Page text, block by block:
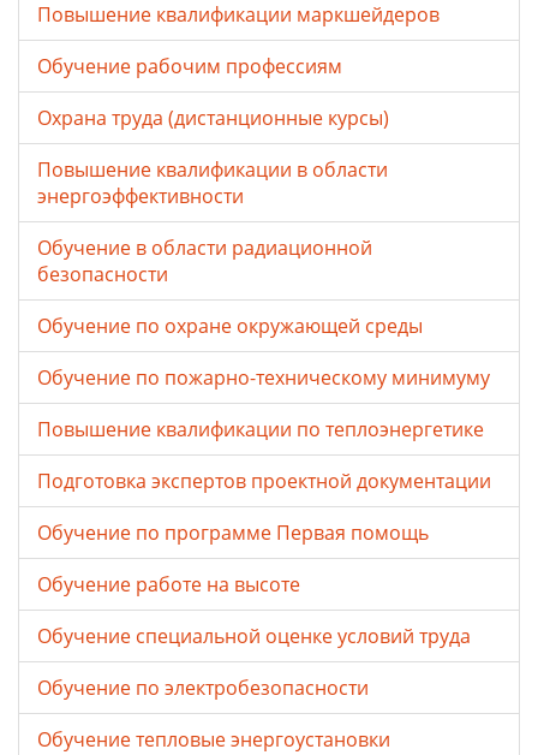
Повышение квалификации маркшейдеров
Обучение рабочим профессиям
Охрана труда (дистанционные курсы)
Повышение квалификации в области
энергоэффективности
Обучение в области радиационной
безопасности
Обучение по охране окружающей среды
Обучение по пожарно-техническому минимуму
Повышение квалификации по теплоэнергетике
Подготовка экспертов проектной документации
Обучение по программе Первая помощь
Обучение работе на высоте
Обучение специальной оценке условий труда
Обучение по электробезопасности
Обучение тепловые энергоустановки